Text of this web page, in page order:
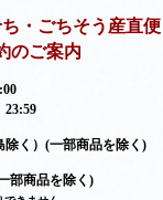
・ごちそう産直便
のご案内
23:59
除く）(一部商品を除く)
部商品を除く)